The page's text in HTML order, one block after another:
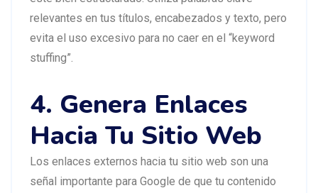
relevantes en tus títulos, encabezados y texto, pero
evita el uso excesivo para no caer en el “keyword
stuffing”.
4. Genera Enlaces
Hacia Tu Sitio Web
Los enlaces externos hacia tu sitio web son una
señal importante para Google de que tu contenido